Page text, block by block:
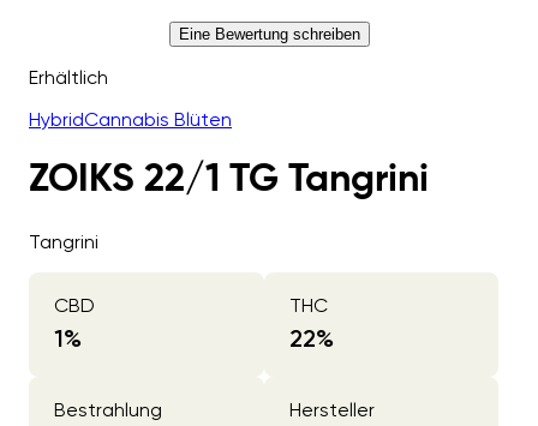
Eine Bewertung schreiben
Erhältlich
HybridCannabis Blüten
ZOIKS 22/1 TG Tangrini
Tangrini
CBD
1%
THC
22%
Bestrahlung Hersteller